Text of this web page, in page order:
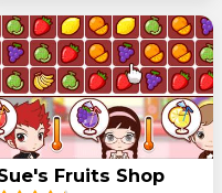
Fruits Shop